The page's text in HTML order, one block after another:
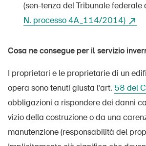
(sen-tenza del Tribunale
N. processo 4A_114/2014)
Cosa ne consegue per il servizio
I proprietari e le proprietarie di un
opera sono tenuti giusta l'art. 58 del
obbligazioni a rispondere dei danni
vizio della costruzione o da una
manutenzione (responsabilità del